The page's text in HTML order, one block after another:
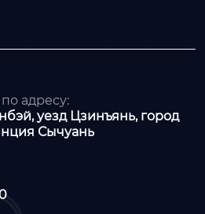
адресу:
уезд Цзинъянь, город
Сычуань